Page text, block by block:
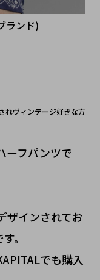
ランド)
れヴィンテージ好きな方
ーフパンツで
ザインされてお
。
でも購入